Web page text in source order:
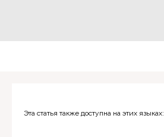
Эта статья также доступна на этих языках: